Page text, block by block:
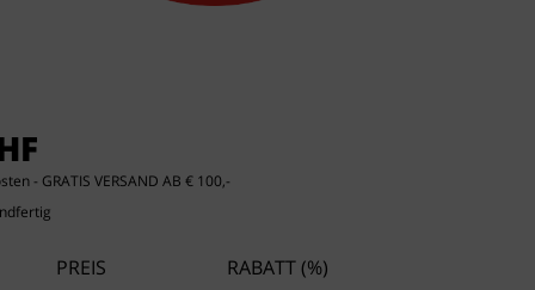
- GRATIS VERSAND AB € 100,-
PREIS
RABATT (%)